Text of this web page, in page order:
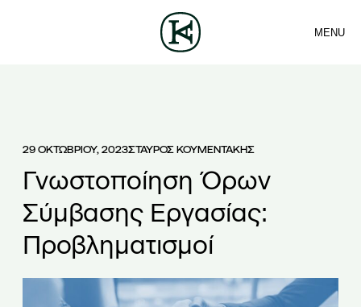
ΕΠΙΚΟΙΝΩΝΙΑ
MENU
29 ΟΚΤΩΒΡΙΟΥ, 2023ΣΤΑΥΡΟΣ ΚΟΥΜΕΝΤΑΚΗΣ
Γνωστοποίηση Όρων
Σύμβασης Εργασίας:
Προβληματισμοί